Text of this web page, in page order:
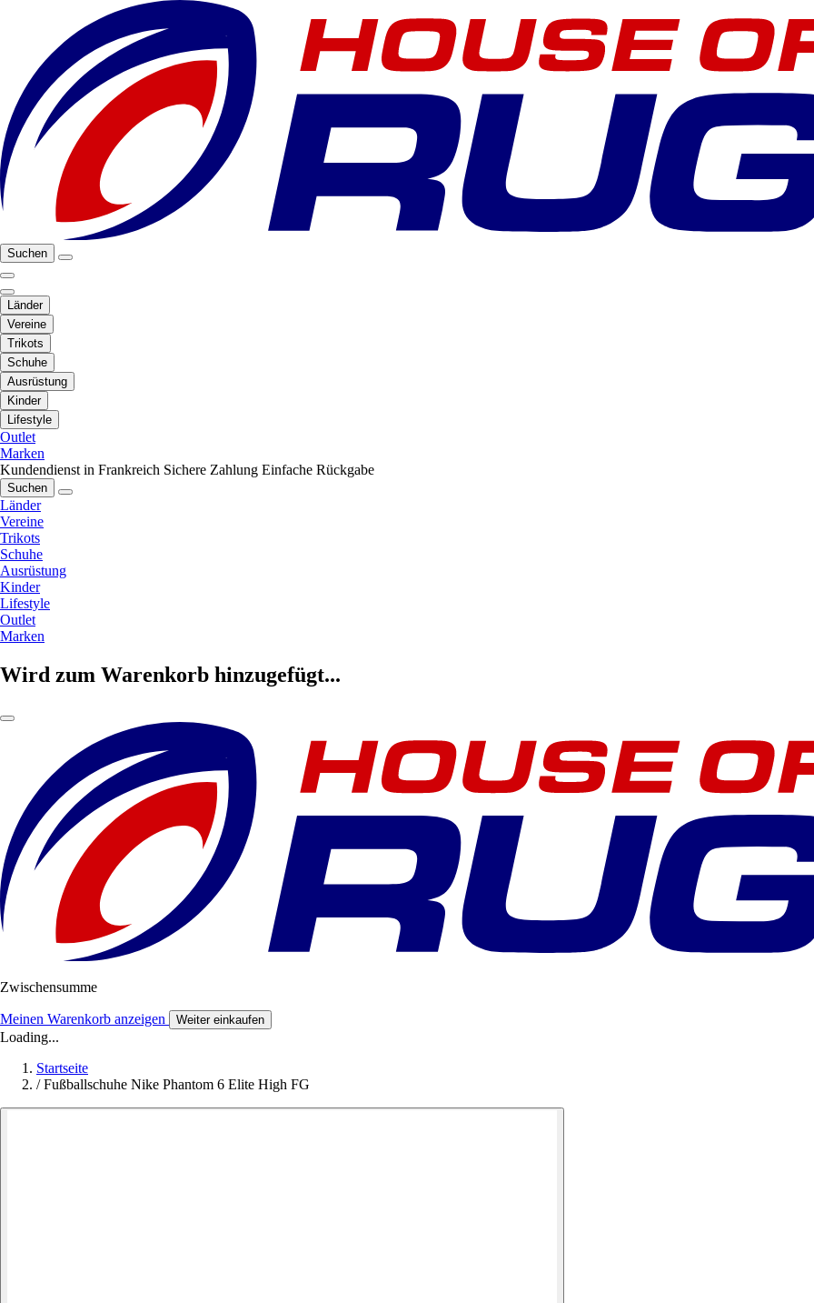
Suchen
Länder
Vereine
Trikots
Schuhe
Ausrüstung
Kinder
Lifestyle
Outlet
Marken
Kundendienst in Frankreich Sichere Zahlung Einfache Rückgabe
Suchen
Länder
Vereine
Trikots
Schuhe
Ausrüstung
Kinder
Lifestyle
Outlet
Marken
Wird zum Warenkorb hinzugefügt...
Zwischensumme
Meinen Warenkorb anzeigen Weiter einkaufen
Loading...
Startseite
/ Fußballschuhe Nike Phantom 6 Elite High FG